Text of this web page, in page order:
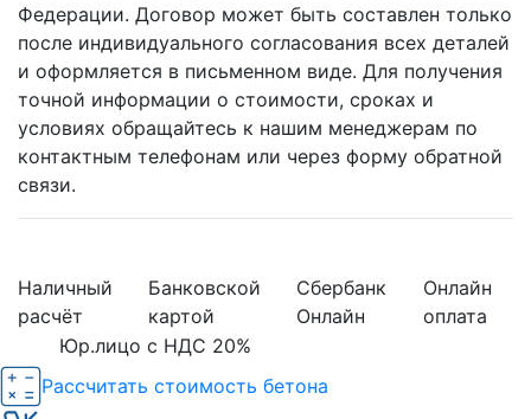
Федерации. Договор может быть составлен только
после индивидуального согласования всех деталей
и оформляется в письменном виде. Для получения
точной информации о стоимости, сроках и
условиях обращайтесь к нашим менеджерам по
контактным телефонам или через форму обратной
связи.
Наличный
расчёт
Банковской
картой
Сбербанк
Онлайн
Онлайн
оплата
Юр.лицо с НДС 20%
Рассчитать стоимость бетона